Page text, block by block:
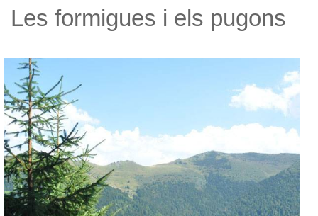
Gelea Reial Pol·len Pròpolis
Dolços i regals
Mel y Apicultura
Receptes
Les formigues i els pugons